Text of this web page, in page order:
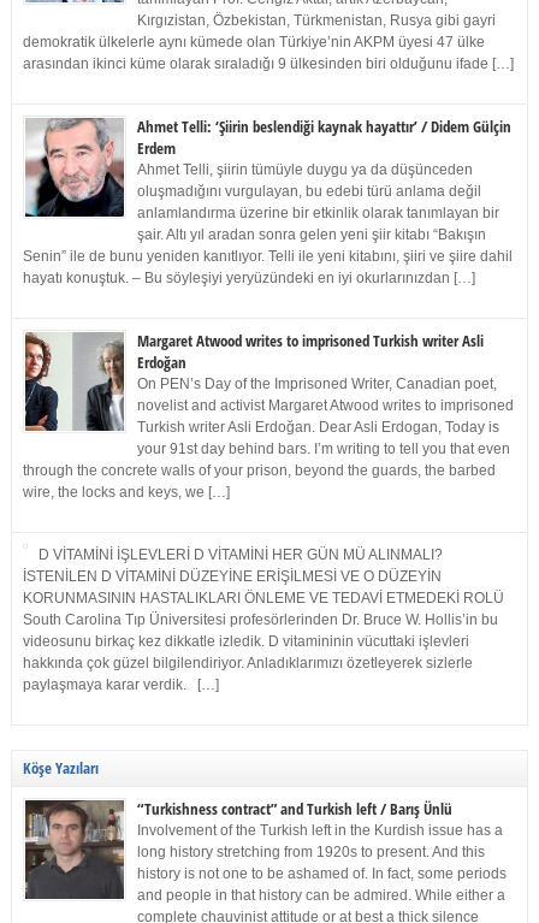
Kırgızistan, Özbekistan, Türkmenistan, Rusya gibi gayri
demokratik ülkelerle aynı kümede olan Türkiye’nin AKPM üyesi 47 ülke
arasından ikinci küme olarak sıraladığı 9 ülkesinden biri olduğunu ifade […]
Ahmet Telli: ‘Şiirin beslendiği kaynak hayattır’ / Didem Gülçin
Erdem
Ahmet Telli, şiirin tümüyle duygu ya da düşünceden
oluşmadığını vurgulayan, bu edebi türü anlama değil
anlamlandırma üzerine bir etkinlik olarak tanımlayan bir
şair. Altı yıl aradan sonra gelen yeni şiir kitabı “Bakışın
Senin” ile de bunu yeniden kanıtlıyor. Telli ile yeni kitabını, şiiri ve şiire dahil
hayatı konuştuk. – Bu söyleşiyi yeryüzündeki en iyi okurlarınızdan […]
Margaret Atwood writes to imprisoned Turkish writer Asli
Erdoğan
On PEN’s Day of the Imprisoned Writer, Canadian poet,
novelist and activist Margaret Atwood writes to imprisoned
Turkish writer Asli Erdoğan. Dear Asli Erdogan, Today is
your 91st day behind bars. I’m writing to tell you that even
through the concrete walls of your prison, beyond the guards, the barbed
wire, the locks and keys, we […]
D VİTAMİNİ İŞLEVLERİ D VİTAMİNİ HER GÜN MÜ ALINMALI?
İSTENİLEN D VİTAMİNİ DÜZEYİNE ERİŞİLMESİ VE O DÜZEYİN
KORUNMASININ HASTALIKLARI ÖNLEME VE TEDAVİ ETMEDEKİ ROLÜ
South Carolina Tıp Üniversitesi profesörlerinden Dr. Bruce W. Hollis’in bu
videosunu birkaç kez dikkatle izledik. D vitamininin vücuttaki işlevleri
hakkında çok güzel bilgilendiriyor. Anladıklarımızı özetleyerek sizlerle
paylaşmaya karar verdik. […]
Köşe Yazıları
“Turkishness contract” and Turkish left / Barış Ünlü
Involvement of the Turkish left in the Kurdish issue has a
long history stretching from 1920s to present. And this
history is not one to be ashamed of. In fact, some periods
and people in that history can be admired. While either a
complete chauvinist attitude or at best a thick silence